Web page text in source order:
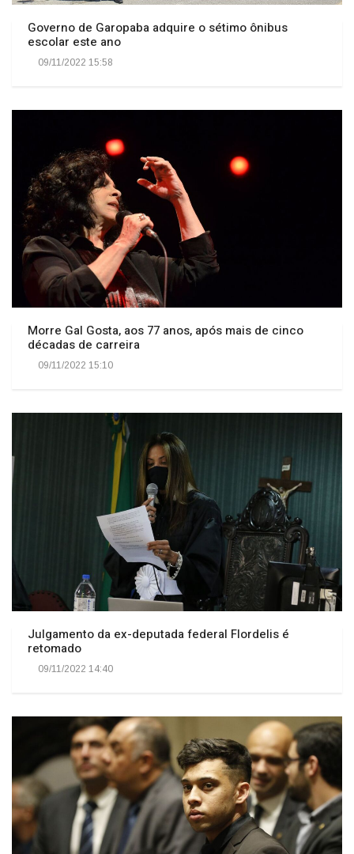
Governo de Garopaba adquire o sétimo ônibus
escolar este ano
09/11/2022 15:58
Morre Gal Gosta, aos 77 anos, após mais de cinco
décadas de carreira
09/11/2022 15:10
Julgamento da ex-deputada federal Flordelis é
retomado
09/11/2022 14:40